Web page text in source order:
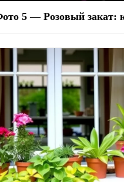
5 — Розовый закат: